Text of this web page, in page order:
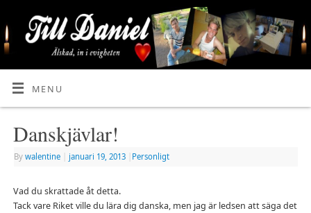
MENU
Danskjävlar!
By walentine januari 19, 2013 Personligt
Vad du skrattade åt detta.
Tack vare Riket ville du lära dig danska, men jag är ledsen att säga det